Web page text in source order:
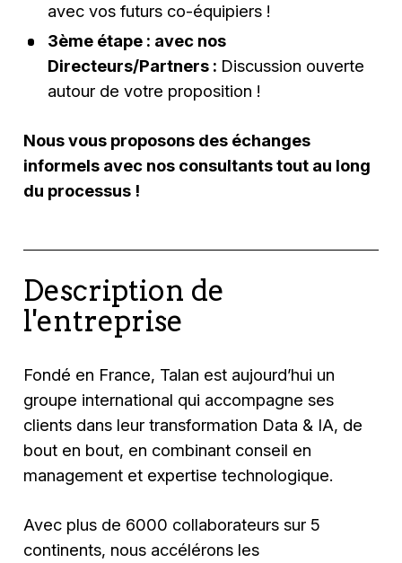
avec vos futurs co-équipiers !
3ème étape : avec nos
Directeurs/Partners : Discussion ouverte
autour de votre proposition !
Nous vous proposons des échanges
informels avec nos consultants tout au long
du processus !
Description de
l'entreprise
Fondé en France, Talan est aujourd’hui un
groupe international qui accompagne ses
clients dans leur transformation Data & IA, de
bout en bout, en combinant conseil en
management et expertise technologique.
Avec plus de 6000 collaborateurs sur 5
continents, nous accélérons les